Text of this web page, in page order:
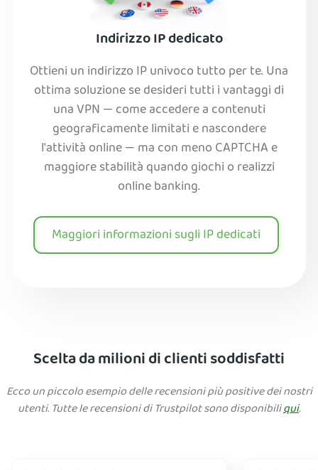
Indirizzo IP dedicato
Ottieni un indirizzo IP univoco tutto per te. Una
ottima soluzione se desideri tutti i vantaggi di
una VPN — come accedere a contenuti
geograficamente limitati e nascondere
l'attività online — ma con meno CAPTCHA e
maggiore stabilità quando giochi o realizzi
online banking.
Maggiori informazioni sugli IP dedicati
Scelta da milioni di clienti soddisfatti
Ecco un piccolo esempio delle recensioni più positive dei nostri
utenti. Tutte le recensioni di Trustpilot sono disponibiliqui.